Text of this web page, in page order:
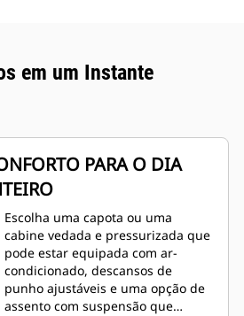
em um Instante
PARA O DIA
Escolha uma capota ou uma
cabine vedada e pressurizada que
pode estar equipada com ar-
condicionado, descansos de
punho ajustáveis e uma opção de
assento com suspensão que